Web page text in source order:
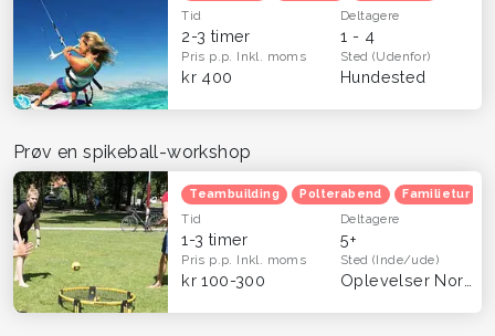
Tid
2-3 timer
Deltagere
1 - 4
Pris p.p. Inkl. moms
kr 400
Sted(Udenfor)
Hundested
Prøv en spikeball-workshop
Teambuilding Polterabend Familietur
Tid
1-3 timer
Deltagere
5+
Pris p.p. Inkl. moms
kr 100-300
Sted(Inde/ude)